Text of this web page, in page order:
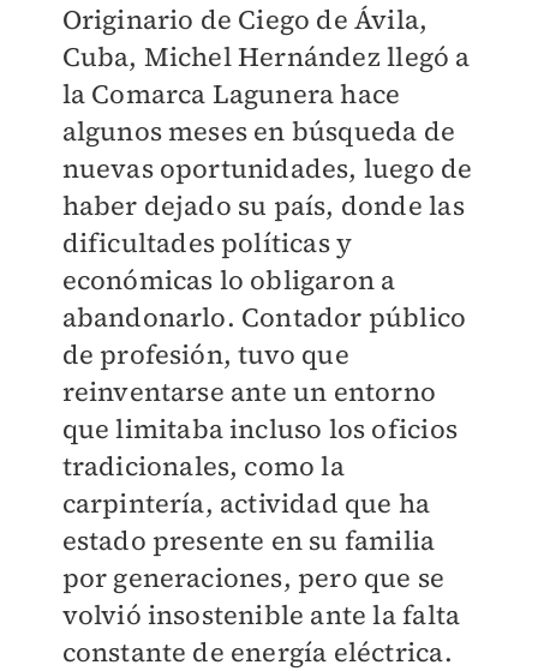
Originario de Ciego de Ávila,
Cuba, Michel Hernández llegó a
la Comarca Lagunera hace
algunos meses en búsqueda de
nuevas oportunidades, luego de
haber dejado su país, donde las
dificultades políticas y
económicas lo obligaron a
abandonarlo. Contador público
de profesión, tuvo que
reinventarse ante un entorno
que limitaba incluso los oficios
tradicionales, como la
carpintería, actividad que ha
estado presente en su familia
por generaciones, pero que se
volvió insostenible ante la falta
constante de energía eléctrica.